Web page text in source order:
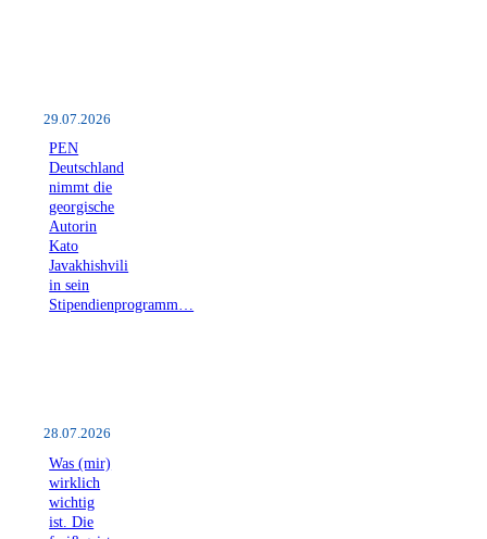
29.07.2026
PEN
Deutschland
nimmt die
georgische
Autorin
Kato
Javakhishvili
in sein
Stipendienprogramm…
28.07.2026
Was (mir)
wirklich
wichtig
ist. Die